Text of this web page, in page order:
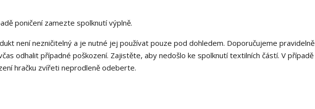
poničení zamezte spolknutí výplně.
není nezničitelný a je nutné jej používat pouze pod dohledem. Doporučujeme pravidelně
odhalit případné poškození. Zajistěte, aby nedošlo ke spolknutí textilních částí. V případě
hračku zvířeti neprodleně odeberte.